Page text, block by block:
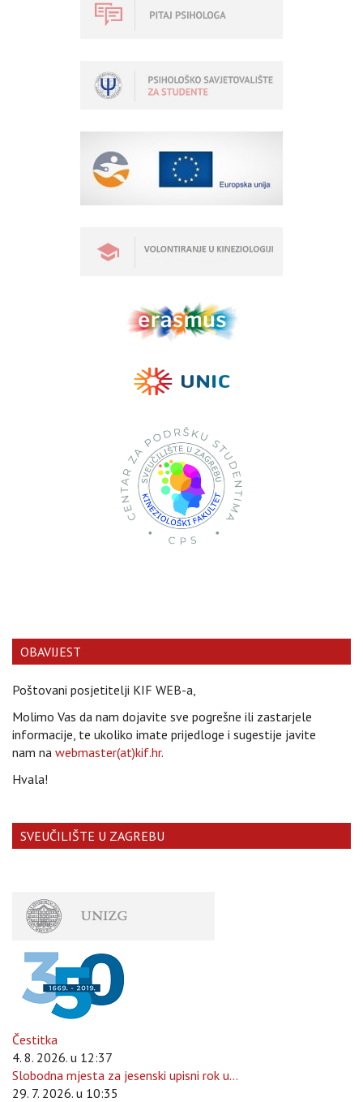
OBAVIJEST
Poštovani posjetitelji KIF WEB-a,
Molimo Vas da nam dojavite sve pogrešne ili zastarjele
informacije, te ukoliko imate prijedloge i sugestije javite
nam na webmaster(at)kif.hr.
Hvala!
SVEUČILIŠTE U ZAGREBU
Čestitka
4. 8. 2026. u 12:37
Slobodna mjesta za jesenski upisni rok u...
29. 7. 2026. u 10:35